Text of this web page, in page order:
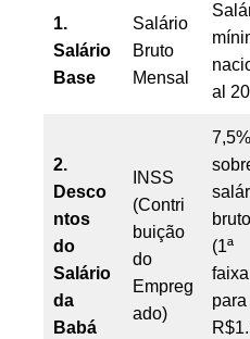
1.
Salário
Base
Salário
Bruto
Mensal
al
2.
Desco
ntos
do
Salário
da
Babá
INSS
(Contri
buição
do
Empreg
ado)
7,5%
bruto
(1ª
faixa
para